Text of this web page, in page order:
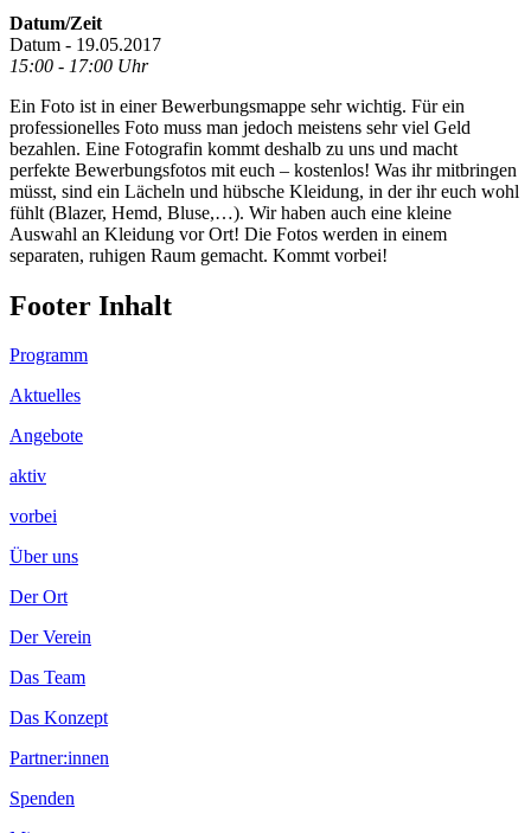
Datum/Zeit
Datum - 19.05.2017
15:00 - 17:00 Uhr
Ein Foto ist in einer Bewerbungsmappe sehr wichtig. Für ein
professionelles Foto muss man jedoch meistens sehr viel Geld
bezahlen. Eine Fotografin kommt deshalb zu uns und macht
perfekte Bewerbungsfotos mit euch – kostenlos! Was ihr mitbringen
müsst, sind ein Lächeln und hübsche Kleidung, in der ihr euch wohl
fühlt (Blazer, Hemd, Bluse,…). Wir haben auch eine kleine
Auswahl an Kleidung vor Ort! Die Fotos werden in einem
separaten, ruhigen Raum gemacht. Kommt vorbei!
Footer Inhalt
Programm
Aktuelles
Angebote
aktiv
vorbei
Über uns
Der Ort
Der Verein
Das Team
Das Konzept
Partner:innen
Spenden